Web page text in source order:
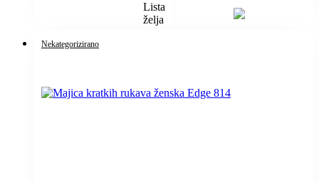
Lista
želja
Nekategorizirano